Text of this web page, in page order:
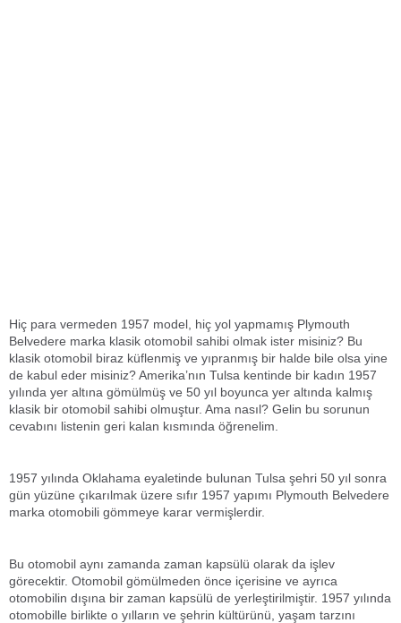
Hiç para vermeden 1957 model, hiç yol yapmamış Plymouth
Belvedere marka klasik otomobil sahibi olmak ister misiniz? Bu
klasik otomobil biraz küflenmiş ve yıpranmış bir halde bile olsa yine
de kabul eder misiniz? Amerika’nın Tulsa kentinde bir kadın 1957
yılında yer altına gömülmüş ve 50 yıl boyunca yer altında kalmış
klasik bir otomobil sahibi olmuştur. Ama nasıl? Gelin bu sorunun
cevabını listenin geri kalan kısmında öğrenelim.
1957 yılında Oklahama eyaletinde bulunan Tulsa şehri 50 yıl sonra
gün yüzüne çıkarılmak üzere sıfır 1957 yapımı Plymouth Belvedere
marka otomobili gömmeye karar vermişlerdir.
Bu otomobil aynı zamanda zaman kapsülü olarak da işlev
görecektir. Otomobil gömülmeden önce içerisine ve ayrıca
otomobilin dışına bir zaman kapsülü de yerleştirilmiştir. 1957 yılında
otomobille birlikte o yılların ve şehrin kültürünü, yaşam tarzını